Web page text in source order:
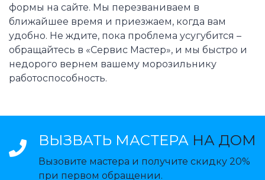
формы на сайте. Мы перезваниваем в
ближайшее время и приезжаем, когда вам
удобно. Не ждите, пока проблема усугубится –
обращайтесь в «Сервис Мастер», и мы быстро и
недорого вернем вашему морозильнику
работоспособность.
ВЫЗВАТЬ МАСТЕРА НА ДОМ
Вызовите мастера и получите скидку 20%
при первом обращении.